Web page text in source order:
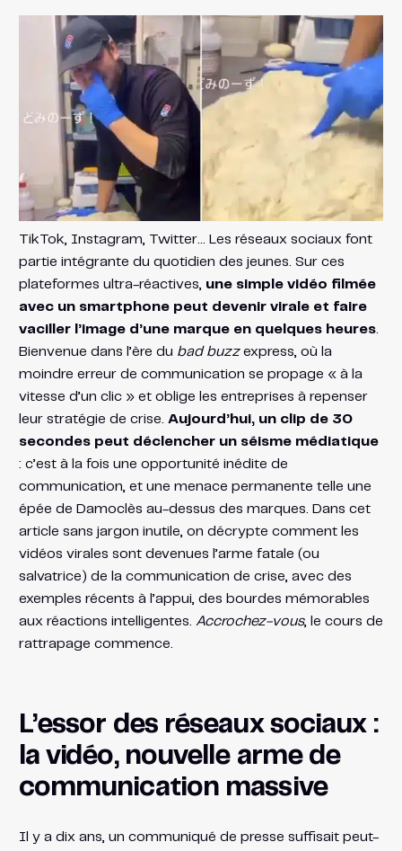
TikTok, Instagram, Twitter… Les réseaux sociaux font
partie intégrante du quotidien des jeunes. Sur ces
plateformes ultra-réactives, une simple vidéo filmée
avec un smartphone peut devenir virale et faire
vaciller l’image d’une marque en quelques heures.
Bienvenue dans l’ère du bad buzzexpress, où la
moindre erreur de communication se propage « à la
vitesse d’un clic » et oblige les entreprises à repenser
leur stratégie de crise. Aujourd’hui, un clip de 30
secondes peut déclencher un séisme médiatique
: c’est à la fois une opportunité inédite de
communication, et une menace permanente telle une
épée de Damoclès au-dessus des marques. Dans cet
article sans jargon inutile, on décrypte comment les
vidéos virales sont devenues l’arme fatale (ou
salvatrice) de la communication de crise, avec des
exemples récents à l’appui, des bourdes mémorables
aux réactions intelligentes. Accrochez-vous, le cours de
rattrapage commence.
L’essor des réseaux sociaux :
la vidéo, nouvelle arme de
communication massive
Il y a dix ans, un communiqué de presse suffisait peut-